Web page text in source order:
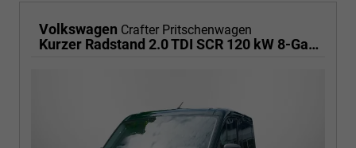
Volkswagen Crafter Pritschenwagen
Kurzer Radstand 2.0 TDI SCR 120 kW 8-Gang Automatik, Heckantrieb, Klima